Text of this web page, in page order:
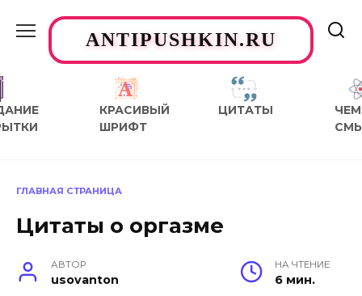
содержаниюANTIPUSHKIN.RU
КРАСИВЫЙ
ШРИФТ
ЦИТАТЫ
ЧЕМ
ГЛАВНАЯ СТРАНИЦА
Цитаты о оргазме
АВТОР
usovanton
НА ЧТЕНИЕ
6 мин.